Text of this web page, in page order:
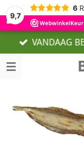
9,7
6
VANDAAG